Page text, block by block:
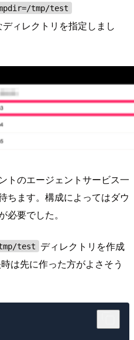
tmp/test
ィレクトリを指定しまし
トのエージェントサービス一
ちます。構成によってはダウ
要でした。
test
ディレクトリを作成
は先に作った方がよさそう